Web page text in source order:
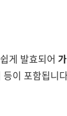
게 발효되어
이 포함됩니